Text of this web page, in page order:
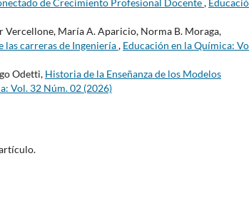
de Crecimiento Profesional Docente,
María A. Aparicio, Norma B. Moraga,
las carreras de Ingeniería, Educación en la Química:
Odetti, Historia de la Enseñanza de los Modelos
Vol. 32 Núm. 02 (2026)